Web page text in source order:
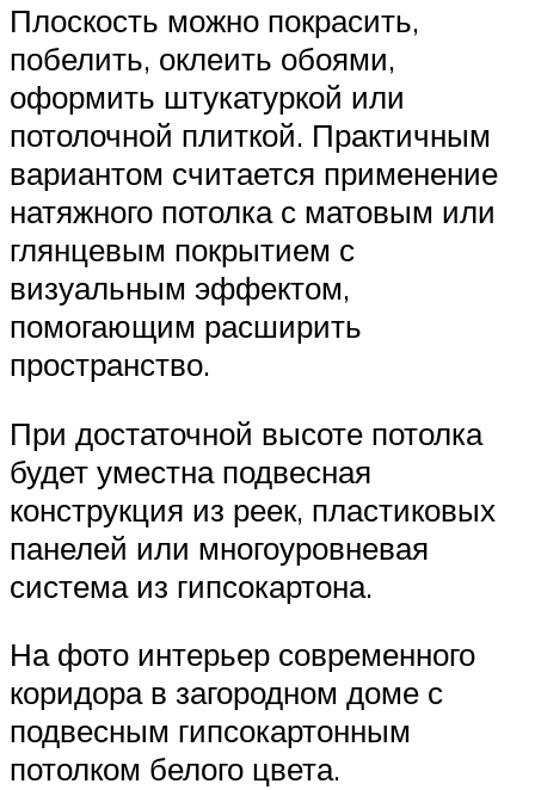
Плоскость можно покрасить,
побелить, оклеить обоями,
оформить штукатуркой или
потолочной плиткой. Практичным
вариантом считается применение
натяжного потолка с матовым или
глянцевым покрытием с
визуальным эффектом,
помогающим расширить
пространство.
При достаточной высоте потолка
будет уместна подвесная
конструкция из реек, пластиковых
панелей или многоуровневая
система из гипсокартона.
На фото интерьер современного
коридора в загородном доме с
подвесным гипсокартонным
потолком белого цвета.